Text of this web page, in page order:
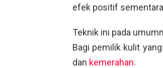
efek positif
Teknik ini pada
Bagi pemilik kulit
dan kemerahan.